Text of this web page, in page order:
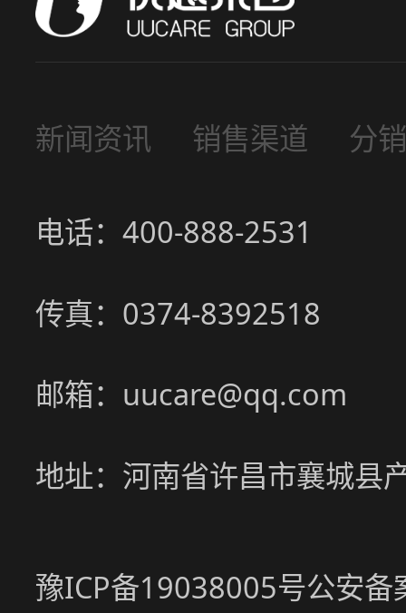
新闻资讯 销售渠道 分
电话：400-888-2531
传真：0374-8392518
邮箱：uucare@qq.com
地址：河南省许昌市襄城县
豫ICP备19038005号公安